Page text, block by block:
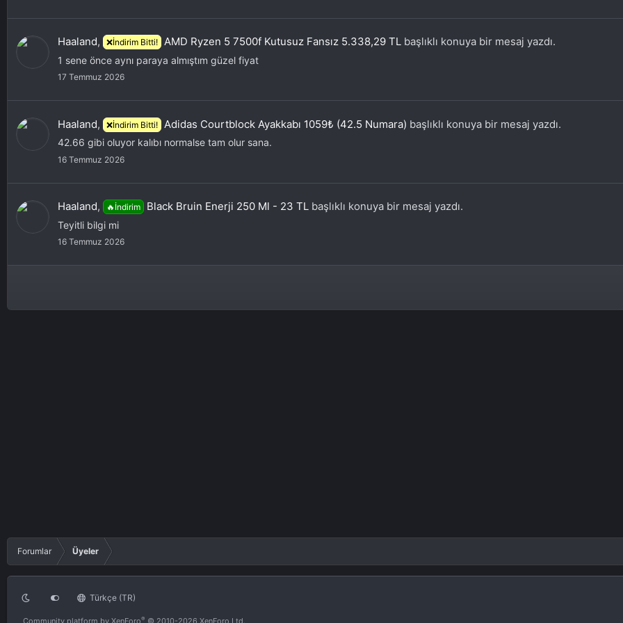
Haaland, ❌İndirim Bitti! AMD Ryzen 5 7500f Kutusuz Fansız 5.338,29 TL başlıklı konuya bir mesaj yazdı.
1 sene önce aynı paraya almıştım güzel fiyat
17 Temmuz 2026
Haaland, ❌İndirim Bitti! Adidas Courtblock Ayakkabı 1059₺ (42.5 Numara) başlıklı konuya bir mesaj yazdı.
42.66 gibi oluyor kalıbı normalse tam olur sana.
16 Temmuz 2026
Haaland, 🔥İndirim Black Bruin Enerji 250 Ml - 23 TL başlıklı konuya bir mesaj yazdı.
Teyitli bilgi mi
16 Temmuz 2026
Forumlar Üyeler
Türkçe (TR)
®